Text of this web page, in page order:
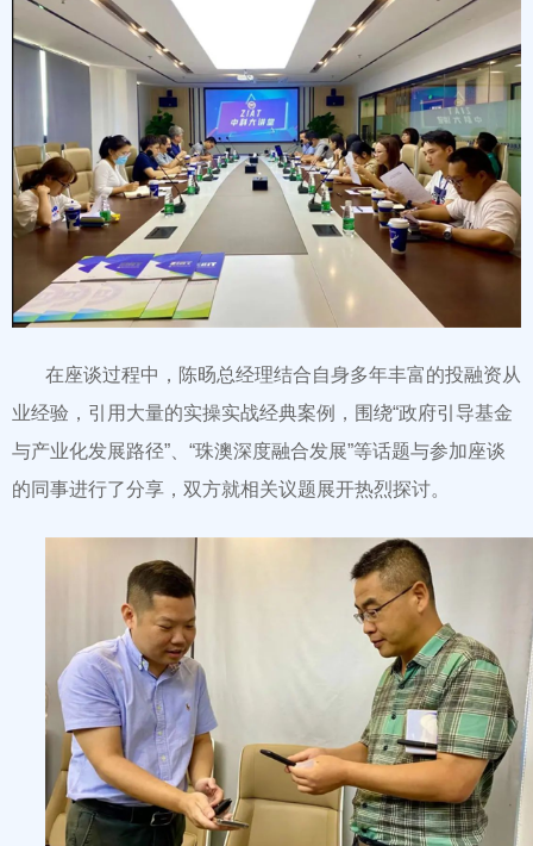
在座谈过程中，陈旸总经理结合自身多年丰富的投融资从
业经验，引用大量的实操实战经典案例，围绕“政府引导基金
与产业化发展路径”、“珠澳深度融合发展”等话题与参加座谈
的同事进行了分享，双方就相关议题展开热烈探讨。